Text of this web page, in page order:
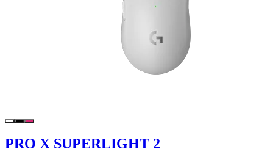
PRO X SUPERLIGHT 2